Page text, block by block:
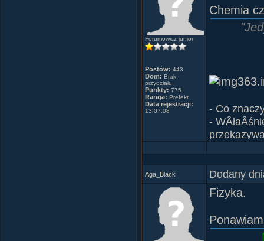
Forumowicz junior
Postów: 443
Dom: Brak
przydziału
Punkty: 775
Ranga: Prefekt
Data rejestracji:
13.07.08
Chemia
- Co
-
- KaÂżdy z
- Bo
Paulo
Cytat z
Aga_Black Dodany
Fizyka.